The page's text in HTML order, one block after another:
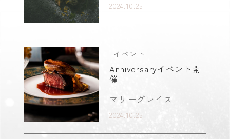
2024.10.25
イベント
Anniversaryイベント開
催
マリーグレイス
2024.10.25